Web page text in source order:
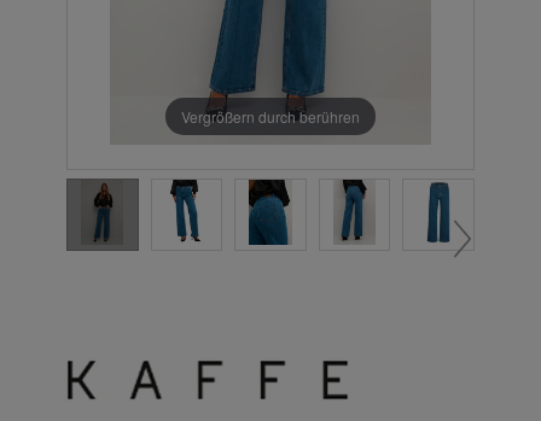
Vergrößern durch berühren